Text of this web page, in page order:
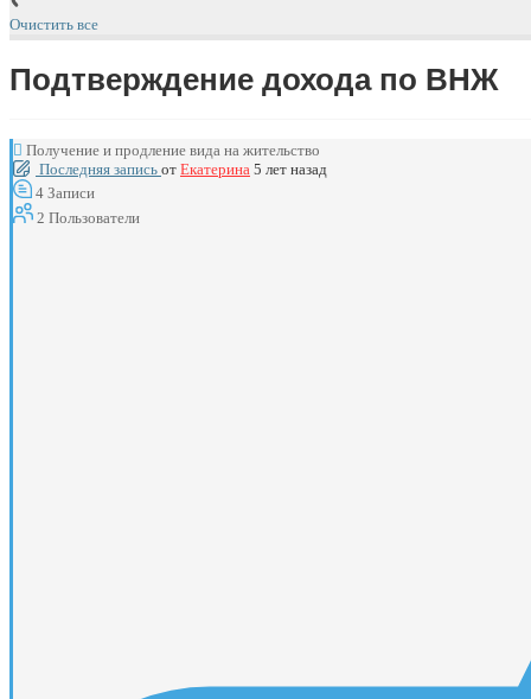
Очистить все
Подтверждение дохода по ВНЖ
Получение и продление вида на жительство
Последняя запись от Екатерина 5 лет назад
4 Записи
2 Пользователи